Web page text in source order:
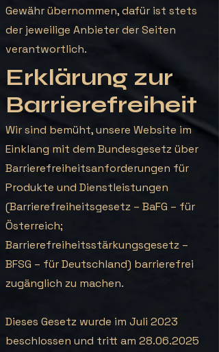
Gewähr übernommen, dafür ist stets
der jeweilige Anbieter der Seiten
verantwortlich.
Erklärung zur
Barrierefreiheit
Wir sind bemüht, unsere Website im
Einklang mit dem Bundesgesetz über
Barrierefreiheitsanforderungen für
Produkte und Dienstleistungen
(Barrierefreiheitsgesetz – BaFG – für
Österreich;
Barrierefreiheitsstärkungsgesetz –
BFSG – für Deutschland) barrierefrei
zugänglich zu machen.
Dieses Gesetz wurde im Juli 2023
beschlossen und tritt am 28.06.2025